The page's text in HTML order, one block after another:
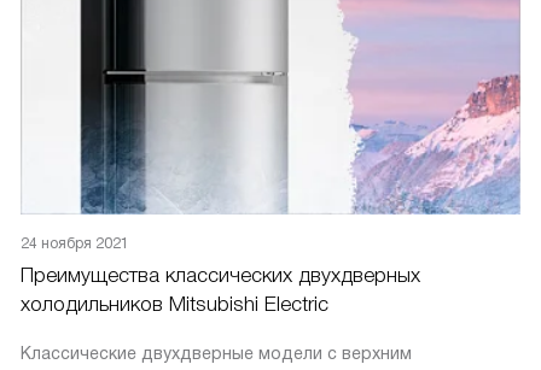
24 ноября 2021
Преимущества классических двухдверных
холодильников Mitsubishi Electric
Классические двухдверные модели с верхним